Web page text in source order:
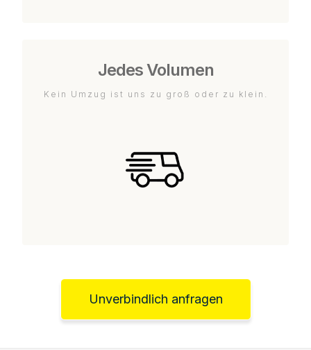
Jedes Volumen
Kein Umzug ist uns zu groß oder zu klein.
Unverbindlich anfragen